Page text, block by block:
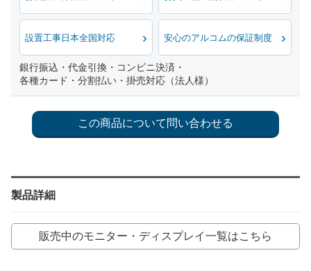
設置工事日本全国対応 安心のアルコムの保証制度
銀行振込・代金引換・コンビニ決済・
各種カード・分割払い・掛売対応（法人様）
製品詳細
販売中のモニター・ディスプレイ一覧はこちら